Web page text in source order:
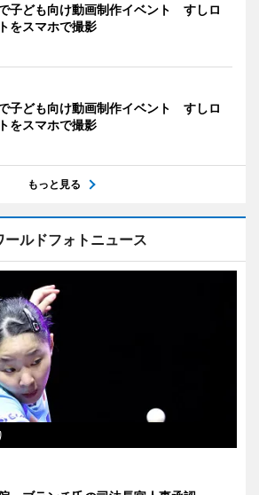
子ども向け動画制作イベント すしロ
をスマホで撮影
子ども向け動画制作イベント すしロ
をスマホで撮影
もっと見る
ールドフォトニュース